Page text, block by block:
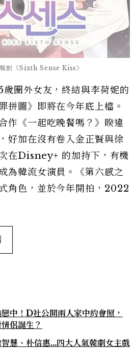
劇《Sixth Sense Kiss》
圈外女友，終結與李荷妮的
拼圖》即將在今年底上檔。
作《一起吃晚餐嗎？》睽違
好加在沒有卷入金正賢與徐
在Disney+ 的加持下，有機
為韓流女演員。《第六感之
角色，並於今年開拍，2022
中！D社公開兩人家中約會照，
侶誕生？
慧、朴信惠…四大人氣韓劇女主戲